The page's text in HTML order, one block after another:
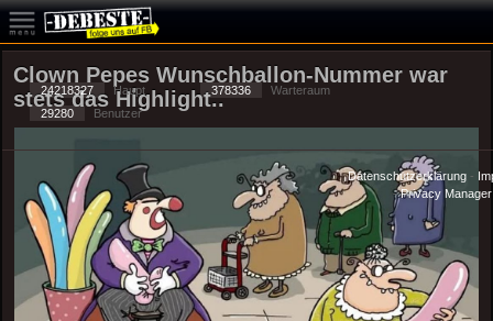
Clown Pepes Wunschballon-Nummer war
stets das Hi̇ghlight..
24218327 Haupt 378336
Warteraum
29280
Benutzer
Datenschutzerklärung-
-Privacy Manager